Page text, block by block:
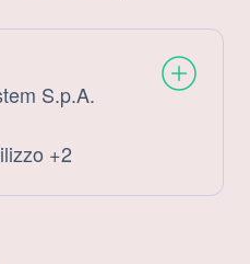
S.p.A.
+2